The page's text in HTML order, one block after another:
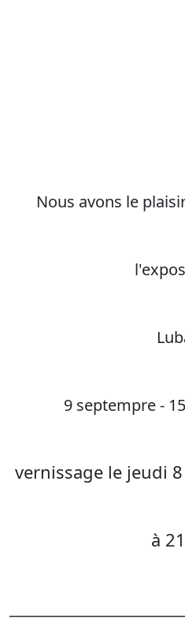
Nous avons le
9 septempre -
vernissage le jeudi
à